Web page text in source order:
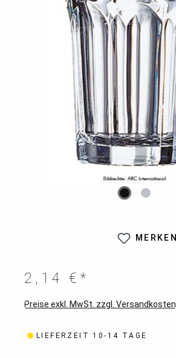
MERKEN
2,14 €*
Preise exkl. MwSt. zzgl. Versandkosten
LIEFERZEIT 10-14 TAGE